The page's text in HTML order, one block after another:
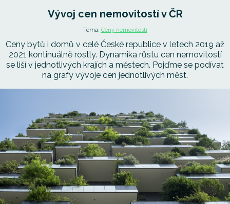
Vývoj cen nemovitostí v ČR
Téma: Ceny nemovitostí
Ceny bytů i domů v celé České republice v letech 2019 až
2021 kontinuálně rostly. Dynamika růstu cen nemovitostí
se liší v jednotlivých krajích a městech. Pojďme se podívat
na grafy vývoje cen jednotlivých měst.